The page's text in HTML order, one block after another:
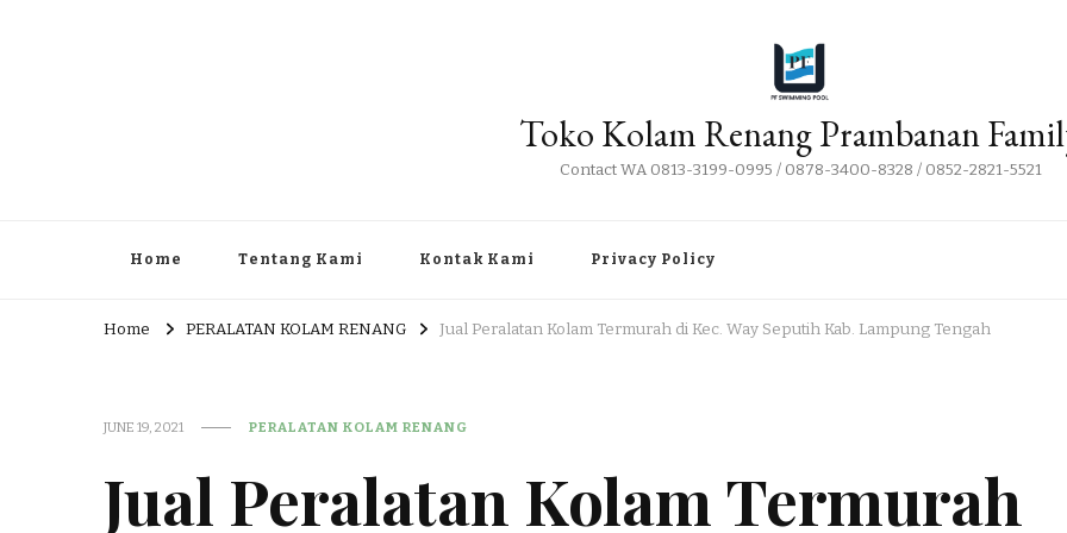
Toko Kolam Renang Prambanan
Contact WA 0813-3199-0995 / 0878-3400-8328 / 0852-2821-5521
Home Tentang Kami Kontak Kami Privacy Policy
Home PERALATAN KOLAM RENANG Jual Peralatan Kolam Termurah di Kec. Way Seputih Kab. Lampung Tengah
JUNE 19, 2021 PERALATAN KOLAM RENANG
Jual Peralatan Kolam Termurah